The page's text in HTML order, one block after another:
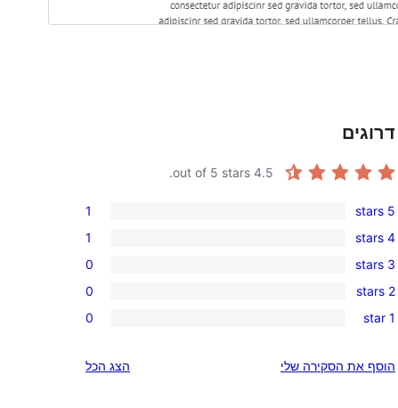
דרוגים
4.5
1
5-
star
review
5 stars
1
1
4-
star
review
4 stars
1
0
3-
star
3 stars
0
0
reviews
2 stars
0
0
star
1 star
0
הוסף את הסקירה שלי הצג הכל